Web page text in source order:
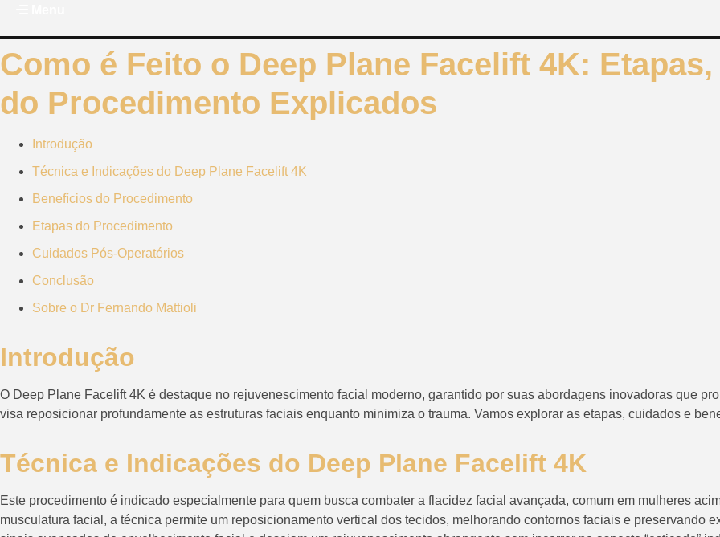
conteúdo
Como é Feito o Deep Plane Facelift 4K:
do Procedimento Explicados
Introdução
Técnica e Indicações do Deep Plane Facelift 4K
Benefícios do Procedimento
Etapas do Procedimento
Cuidados Pós-Operatórios
Conclusão
Sobre o Dr Fernando Mattioli
Introdução
O Deep Plane Facelift 4K é destaque no rejuvenescimento facial moderno, garantido por suas abordagens inovadoras que
visa reposicionar profundamente as estruturas faciais enquanto minimiza o trauma. Vamos explorar as etapas, cuidados e
Técnica e Indicações do Deep Plane Facelift 4K
Este procedimento é indicado especialmente para quem busca combater a flacidez facial avançada, comum em mulheres
musculatura facial, a técnica permite um reposicionamento vertical dos tecidos, melhorando contornos faciais e preservando